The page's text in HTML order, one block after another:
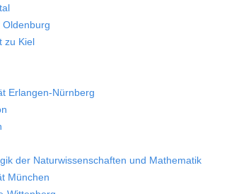
Oldenburg
zu Kiel
Erlangen-Nürnberg
der Naturwissenschaften und Mathematik
München